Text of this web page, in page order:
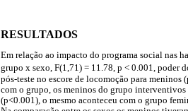
RESULTADOS
Em relação ao impacto do programa social nas
grupo x sexo, F(1,71) = 11.78, p < 0.001, poder
pós-teste no escore de locomoção para
com o grupo, os meninos do grupo
(p<0.001), o mesmo aconteceu com o grupo